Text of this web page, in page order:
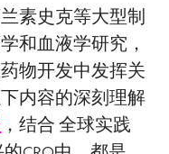
素史克等大型制
和血液学研究，
物开发中发挥关
内容的深刻理解
，结合全球实践